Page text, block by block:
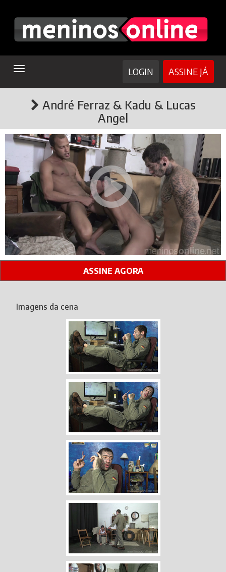
TOGGLE
ASSINE JÁ
LOGIN
André Ferraz & Kadu & Lucas
Angel
ASSINE AGORA
Imagens da cena